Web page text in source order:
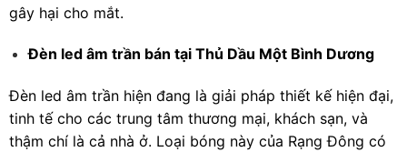
gây hại cho mắt.
Đèn led âm trần bán tại Thủ Dầu Một Bình Dương
Đèn led âm trần hiện đang là giải pháp thiết kế hiện đại,
tinh tế cho các trung tâm thương mại, khách sạn, và
thậm chí là cả nhà ở. Loại bóng này của Rạng Đông có